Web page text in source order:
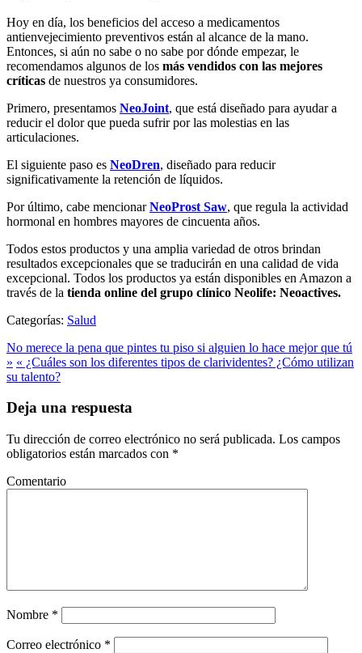
Hoy en día, los beneficios del acceso a medicamentos
antienvejecimiento preventivos están al alcance de la mano.
Entonces, si aún no sabe o no sabe por dónde empezar, le
recomendamos algunos de los más vendidos con las mejores
críticas de nuestros ya consumidores.
Primero, presentamos NeoJoint, que está diseñado para ayudar a
reducir el dolor que pueda sufrir por las molestias en las
articulaciones.
El siguiente paso es NeoDren, diseñado para reducir
significativamente la retención de líquidos.
Por último, cabe mencionarNeoProst Saw, que regula la actividad
hormonal en hombres mayores de cincuenta años.
Todos estos productos y una amplia variedad de otros brindan
resultados excepcionales que se traducirán en una calidad de vida
excepcional. Todos los productos ya están disponibles en Amazon a
través de la tienda online del grupo clínico Neolife: Neoactives.
Categorías: Salud
No merece la pena que pintes tu piso si alguien lo hace mejor que tú
» « ¿Cuáles son los diferentes tipos de clarividentes? ¿Cómo utilizan
su talento?
Deja una respuesta
Tu dirección de correo electrónico no será publicada. Los campos
obligatorios están marcados con *
Comentario
Nombre *
Correo electrónico *